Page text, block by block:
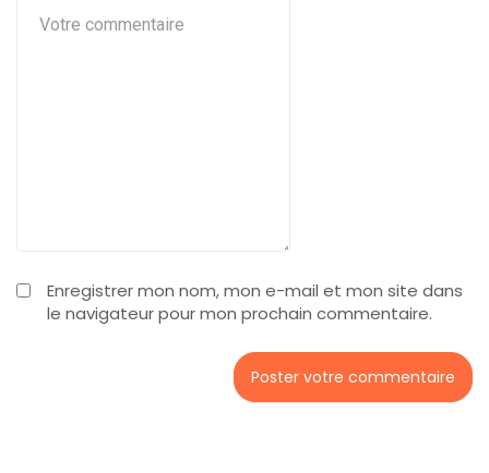
Enregistrer mon nom, mon e-mail et mon site dans
le navigateur pour mon prochain commentaire.